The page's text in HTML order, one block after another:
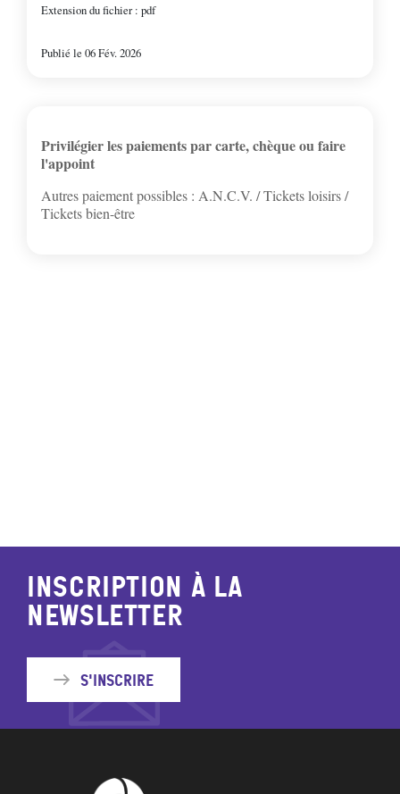
Charbuy
Coulanges-la-Vineuse
Monéteau
Extension du fichier : pdf
Publié le 06 Fév. 2026
Privilégier les paiements par carte, chèque ou faire
l'appoint
Autres paiement possibles : A.N.C.V. / Tickets loisirs /
Tickets bien-être
Inscription à la
newsletter
S'inscrire